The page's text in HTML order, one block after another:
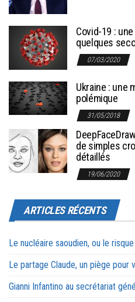
Covid-19 :
quelques
07/03/2020
Ukraine : une
polémique
31/05/2018
de simples
détaillés
19/06/2020
ARTICLES RÉCENTS
Le nucléaire saoudien, ou le
Le partage Claude, un piège pour
Gianni Infantino au secrétariat